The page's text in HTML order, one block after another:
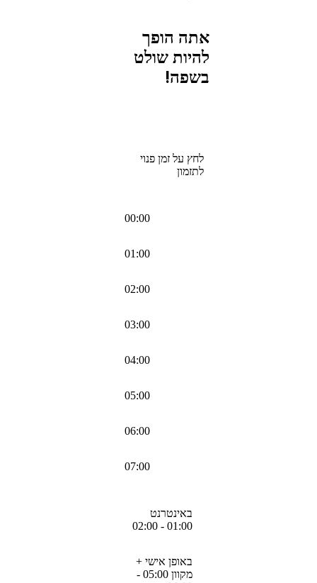
אתה הופך
להיות שולט
בשפה!
לחץ על זמן פנוי
לתזמון
00:00
01:00
02:00
03:00
04:00
05:00
06:00
07:00
באינטרנט
01:00 - 02:00
באופן אישי +
מקוון 05:00 -